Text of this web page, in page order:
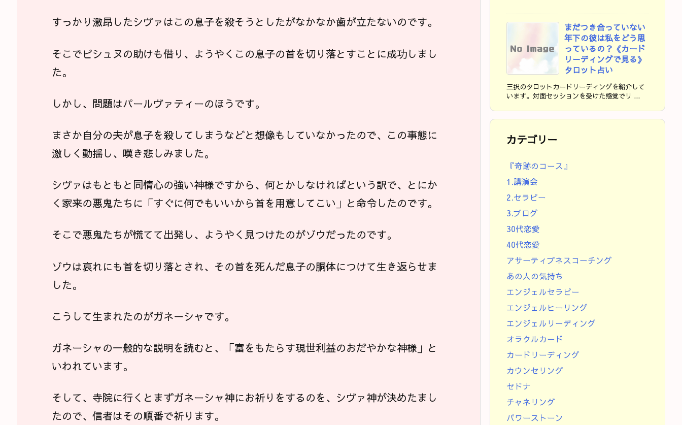
すっかり激昂したシヴァはこの息子を殺そうとしたがなかなか歯が立たないのです。
そこでビシュヌの助けも借り、ようやくこの息子の首を切り落とすことに成功しまし
た。
しかし、問題はパールヴァティーのほうです。
まさか自分の夫が息子を殺してしまうなどと想像もしていなかったので、この事態に
激しく動揺し、嘆き悲しみました。
シヴァはもともと同情心の強い神様ですから、何とかしなければという訳で、とにか
く家来の悪鬼たちに「すぐに何でもいいから首を用意してこい」と命令したのです。
そこで悪鬼たちが慌てて出発し、ようやく見つけたのがゾウだったのです。
ゾウは哀れにも首を切り落とされ、その首を死んだ息子の胴体につけて生き返らせま
した。
こうして生まれたのがガネーシャです。
ガネーシャの一般的な説明を読むと、「富をもたらす現世利益のおだやかな神様」と
いわれています。
そして、寺院に行くとまずガネーシャ神にお祈りをするのを、シヴァ神が決めたまし
たので、信者はその順番で祈ります。
まだつき合っていない
年下の彼は私をどう思
っているの？《カード
リーディングで見る》
タロット占い
三択のタロットカードリーディングを紹介して
います。対面セッションを受けた感覚でリ ...
カテゴリー
『奇跡のコース』
1.講演会
2.セラピー
3.ブログ
30代恋愛
40代恋愛
アサーティブネスコーチング
あの人の気持ち
エンジェルセラピー
エンジェルヒーリング
エンジェルリーディング
オラクルカード
カードリーディング
カウンセリング
セドナ
チャネリング
パワーストーン